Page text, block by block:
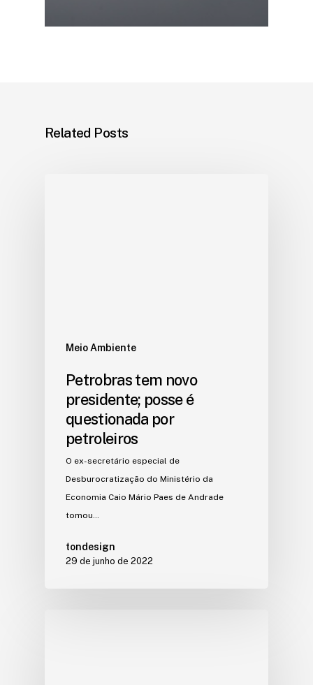
Related Posts
Meio Ambiente
Petrobras tem novo
presidente; posse é
questionada por
petroleiros
O ex-secretário especial de
Desburocratização do Ministério da
Economia Caio Mário Paes de Andrade
tomou…
tondesign
29 de junho de 2022